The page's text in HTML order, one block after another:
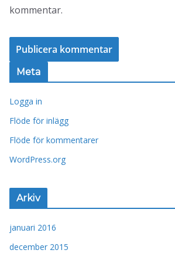
kommentar.
Meta
Logga in
Flöde för inlägg
Flöde för kommentarer
WordPress.org
Arkiv
januari 2016
december 2015